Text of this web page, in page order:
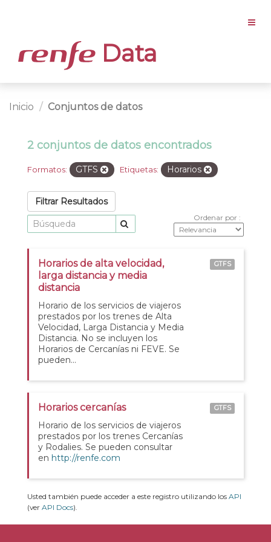
Data
Inicio Conjuntos de datos
2 conjuntos de datos encontrados
Formatos: GTFS Etiquetas: Horarios
Filtrar Resultados
Ordenar por
Horarios de alta velocidad,
larga distancia y media
distancia
Horario de los servicios de viajeros
prestados por los trenes de Alta
Velocidad, Larga Distancia y Media
Distancia. No se incluyen los
Horarios de Cercanías ni FEVE. Se
pueden...
GTFS
Horarios cercanías
Horario de los servicios de viajeros
prestados por los trenes Cercanías
y Rodalies. Se pueden consultar
en http://renfe.com
GTFS
Usted también puede acceder a este registro utilizando los API
(ver API Docs).